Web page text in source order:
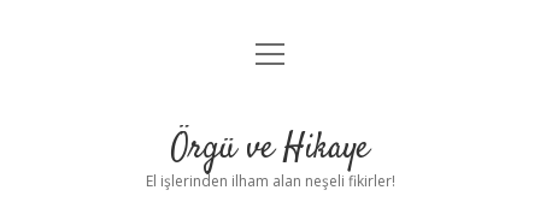
Anasayfa
Yasal Uyarı
menüyü
Örgü ve Hikaye
El işlerinden ilham alan neşeli fikirler!